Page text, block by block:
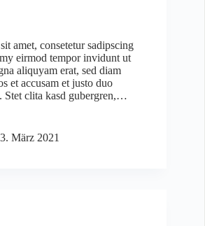
amet, consetetur sadipscing
eirmod tempor invidunt ut
aliquyam erat, sed diam
et accusam et justo duo
Stet clita kasd gubergren,…
3. März 2021